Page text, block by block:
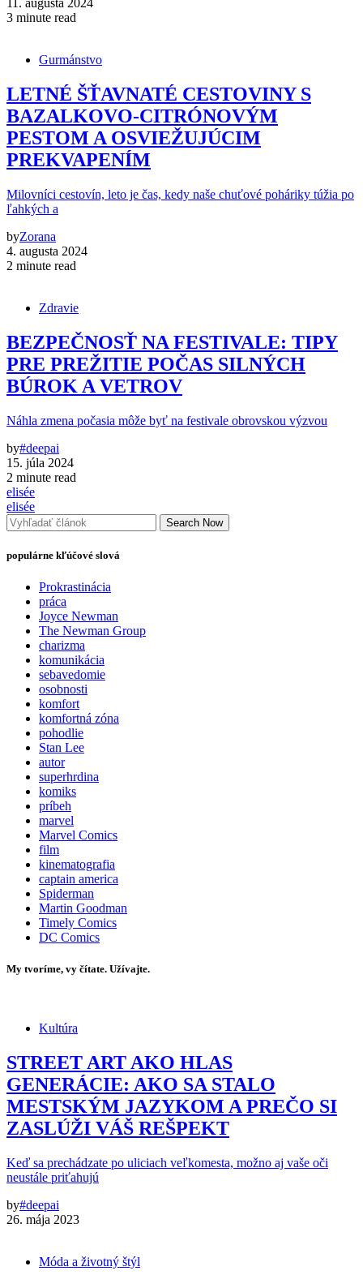
11. augusta 2024
3 minute read
Gurmánstvo
LETNÉ ŠŤAVNATÉ CESTOVINY S
BAZALKOVO-CITRÓNOVÝM
PESTOM A OSVIEŽUJÚCIM
PREKVAPENÍM
Milovníci cestovín, leto je čas, kedy naše chuťové poháriky túžia po
ľahkých a
byZorana
4. augusta 2024
2 minute read
Zdravie
BEZPEČNOSŤ NA FESTIVALE: TIPY
PRE PREŽITIE POČAS SILNÝCH
BÚROK A VETROV
Náhla zmena počasia môže byť na festivale obrovskou výzvou
by#deepai
15. júla 2024
2 minute read
elisée
elisée
Search Now
populárne kľúčové slová
Prokrastinácia
práca
Joyce Newman
The Newman Group
charizma
komunikácia
sebavedomie
osobnosti
komfort
komfortná zóna
pohodlie
Stan Lee
autor
superhrdina
komiks
príbeh
marvel
Marvel Comics
film
kinematografia
captain america
Spiderman
Martin Goodman
Timely Comics
DC Comics
My tvoríme, vy čítate. Užívajte.
Kultúra
STREET ART AKO HLAS
GENERÁCIE: AKO SA STALO
MESTSKÝM JAZYKOM A PREČO SI
ZASLÚŽI VÁŠ REŠPEKT
Keď sa prechádzate po uliciach veľkomesta, možno aj vaše oči
neustále priťahujú
by#deepai
26. mája 2023
Móda a životný štýl